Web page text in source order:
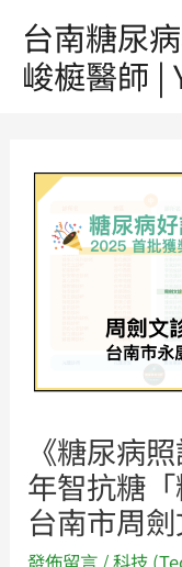
台南糖尿
峻榳醫師 |
《糖尿病
年智抗糖
台南市周